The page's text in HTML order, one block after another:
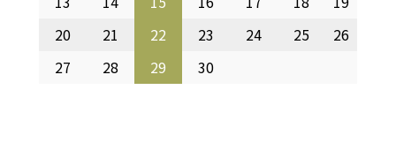
20
21 22 23 24 25
26
27
28 29 30